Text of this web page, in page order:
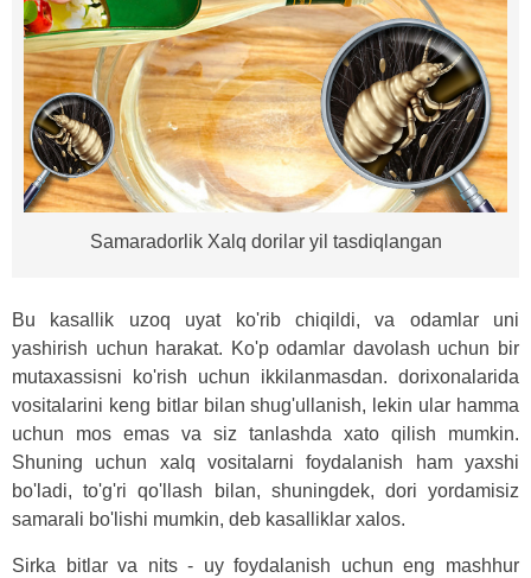
Samaradorlik Xalq dorilar yil tasdiqlangan
Bu kasallik uzoq uyat ko'rib chiqildi, va odamlar uni
yashirish uchun harakat. Ko'p odamlar davolash uchun bir
mutaxassisni ko'rish uchun ikkilanmasdan. dorixonalarida
vositalarini keng bitlar bilan shug'ullanish, lekin ular hamma
uchun mos emas va siz tanlashda xato qilish mumkin.
Shuning uchun xalq vositalarni foydalanish ham yaxshi
bo'ladi, to'g'ri qo'llash bilan, shuningdek, dori yordamisiz
samarali bo'lishi mumkin, deb kasalliklar xalos.
Sirka bitlar va nits - uy foydalanish uchun eng mashhur